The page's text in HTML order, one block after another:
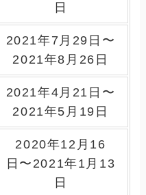
日
2021年7月29日〜
2021年8月26日
2021年4月21日〜
2021年5月19日
2020年12月16
日〜2021年1月13
日